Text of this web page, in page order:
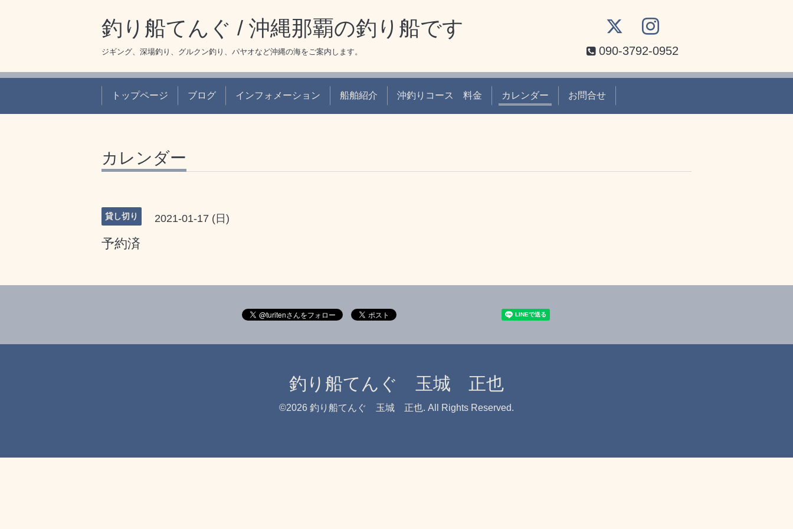
釣り船てんぐ / 沖縄那覇の釣り船です
ジギング、深場釣り、グルクン釣り、パヤオなど沖縄の海をご案内します。 090-3792-0952
トップページ ブログ インフォメーション 船舶紹介 沖釣りコース 料金 カレンダー お問合せ
カレンダー
貸し切り 2021-01-17 (日)
予約済
釣り船てんぐ 玉城 正也
©2026 釣り船てんぐ 玉城 正也. All Rights Reserved.